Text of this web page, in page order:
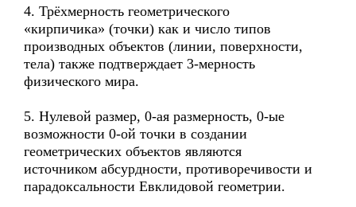
4. Трёхмерность геометрического
«кирпичика» (точки) как и число типов
производных объектов (линии, поверхности,
тела) также подтверждает 3-мерность
физического мира.
5. Нулевой размер, 0-ая размерность, 0-ые
возможности 0-ой точки в создании
геометрических объектов являются
источником абсурдности, противоречивости и
парадоксальности Евклидовой геометрии.